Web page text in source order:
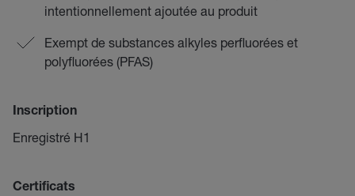
intentionnellement ajoutée au produit
Exempt de substances alkyles perfluorées et
polyfluorées (PFAS)
Inscription
Enregistré H1
Certificats